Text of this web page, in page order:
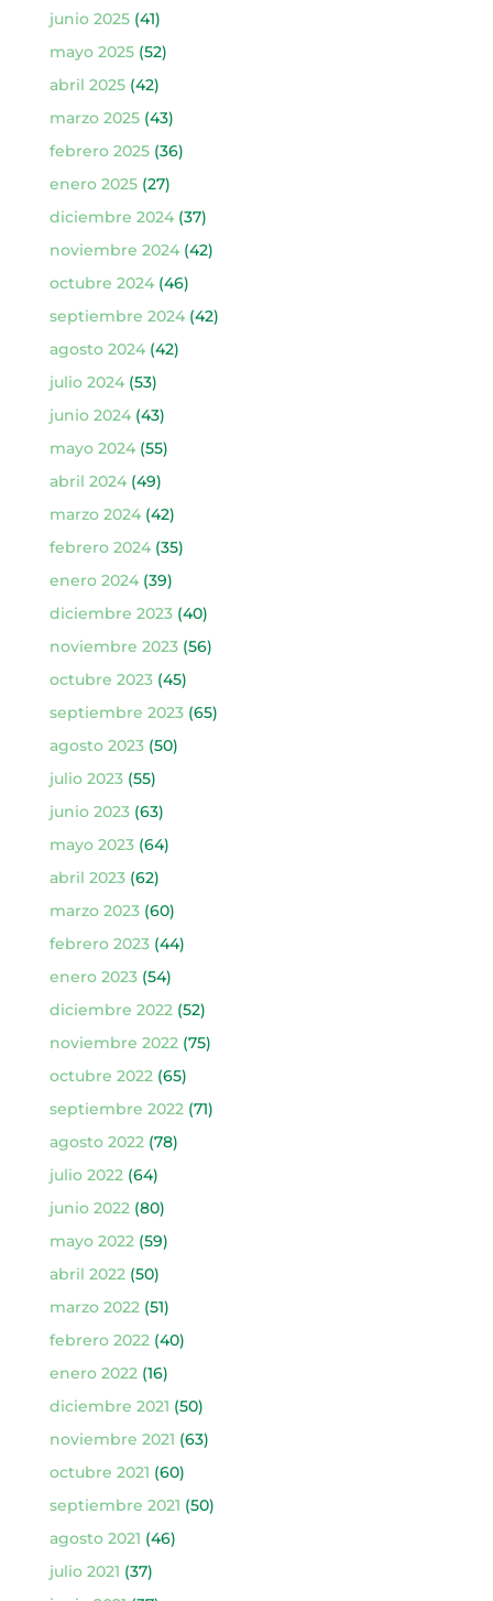
junio 2025(41)
mayo 2025(52)
abril 2025(42)
marzo 2025(43)
febrero 2025(36)
enero 2025(27)
diciembre 2024(37)
noviembre 2024(42)
octubre 2024(46)
septiembre 2024(42)
agosto 2024(42)
julio 2024(53)
junio 2024(43)
mayo 2024(55)
abril 2024(49)
marzo 2024(42)
febrero 2024(35)
enero 2024(39)
diciembre 2023(40)
noviembre 2023(56)
octubre 2023(45)
septiembre 2023(65)
agosto 2023(50)
julio 2023(55)
junio 2023(63)
mayo 2023(64)
abril 2023(62)
marzo 2023(60)
febrero 2023(44)
enero 2023(54)
diciembre 2022 (52)
noviembre 2022 (75)
octubre 2022 (65)
septiembre 2022 (71)
agosto 2022 (78)
julio 2022 (64)
junio 2022 (80)
mayo 2022 (59)
abril 2022 (50)
marzo 2022 (51)
febrero 2022 (40)
enero 2022 (16)
diciembre 2021 (50)
noviembre 2021 (63)
octubre 2021 (60)
septiembre 2021 (50)
agosto 2021 (46)
julio 2021 (37)